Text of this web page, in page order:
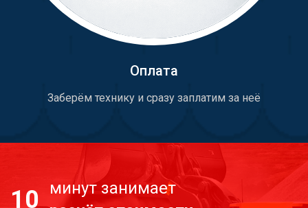
Оплата
Заберём технику и сразу заплатим за неё
10
минут занимает